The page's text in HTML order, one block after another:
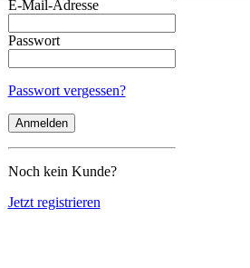
E-Mail-Adresse
Passwort
Passwort vergessen?
Noch kein Kunde?
Jetzt registrieren